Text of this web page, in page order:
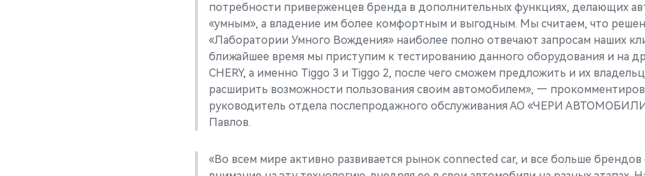
потребности приверженцев бренда в дополнительных функциях, делающих
«умным», а владение им более комфортным и выгодным. Мы считаем, что
«Лаборатории Умного Вождения» наиболее полно отвечают запросам наших
ближайшее время мы приступим к тестированию данного оборудования и на
CHERY, а именно Tiggo 3 и Tiggo 2, после чего сможем предложить и их
расширить возможности пользования своим автомобилем», —
руководитель отдела послепродажного обслуживания АО «ЧЕРИ
Павлов.
«Во всем мире активно развивается рынок connected car, и все больше